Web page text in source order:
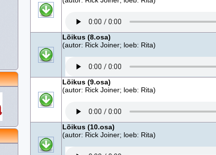
Lõikus (8.osa)
(autor: Rick Joiner; loeb: Rita)
Lõikus (9.osa)
(autor: Rick Joiner; loeb: Rita)
Lõikus (10.osa)
(autor: Rick Joiner; loeb: Rita)